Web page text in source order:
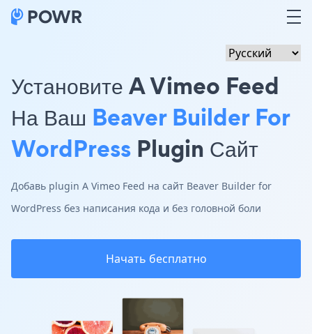
Установите A Vimeo Feed
На Ваш Beaver Builder For
WordPress Plugin Сайт
Добавь plugin A Vimeo Feed на сайт Beaver Builder for
WordPress без написания кода и без головной боли
Начать бесплатно